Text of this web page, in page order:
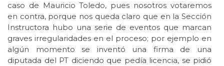
caso de Mauricio Toledo, pues nosotros votaremos
en contra, porque nos queda claro que en la Sección
Instructora hubo una serie de eventos que marcan
graves irregularidades en el proceso; por ejemplo en
algún momento se inventó una firma de una
diputada del PT diciendo que pedía licencia, se pidió